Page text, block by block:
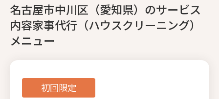
名古屋市中川区（愛知県）のサービス
内容家事代行（ハウスクリーニング）
メニュー
初回限定